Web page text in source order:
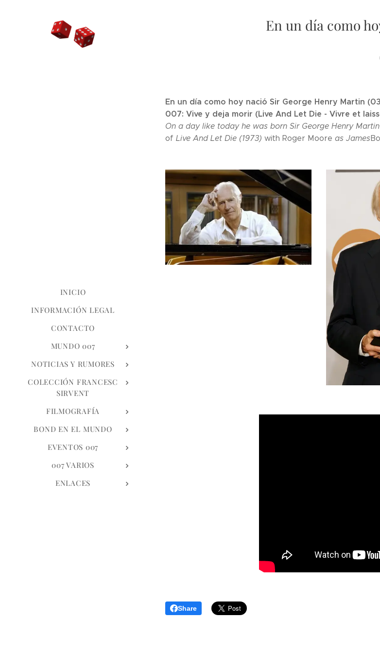
INICIO
INFORMACIÓN LEGAL
CONTACTO
MUNDO 007
NOTICIAS Y RUMORES
COLECCIÓN FRANCESC
SIRVENT
FILMOGRAFÍA
BOND EN EL MUNDO
EVENTOS 007
007 VARIOS
ENLACES
En un día como
En un día como hoy nació Sir George Henry Martin
007: Vive y deja morir (Live And Let Die - Vivre et
On a day like today he was born Sir George Henry
of Live And Let Die (1973) with Roger Moore as James
Share